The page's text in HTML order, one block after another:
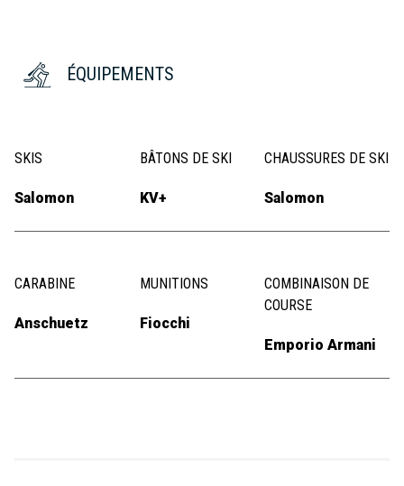
ÉQUIPEMENTS
SKIS
Salomon
BÂTONS DE SKI
KV+
CHAUSSURES DE SKI
Salomon
CARABINE
Anschuetz
MUNITIONS
Fiocchi
COMBINAISON DE
COURSE
Emporio Armani